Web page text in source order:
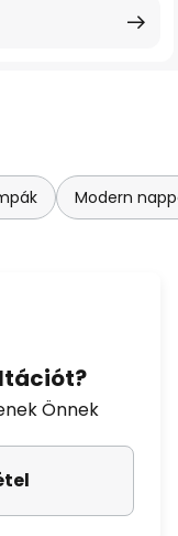
Modern
Önnek